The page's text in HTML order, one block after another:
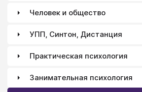
Человек и общество
УПП, Синтон, Дистанция
Практическая психология
Занимательная психология